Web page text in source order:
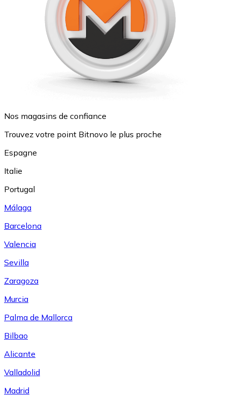
Nos magasins de confiance
Trouvez votre point Bitnovo le plus proche
Espagne
Italie
Portugal
Málaga
Barcelona
Valencia
Sevilla
Zaragoza
Murcia
Palma de Mallorca
Bilbao
Alicante
Valladolid
Madrid